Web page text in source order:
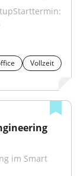
Vollzeit
im Smart